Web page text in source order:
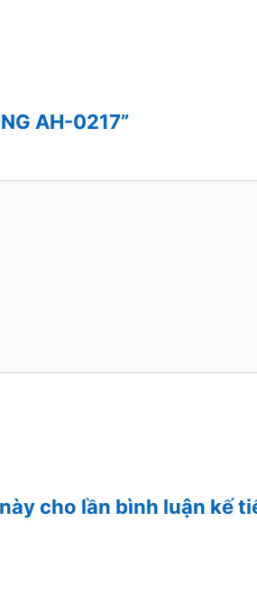
AH-0217”
cho lần bình luận kế